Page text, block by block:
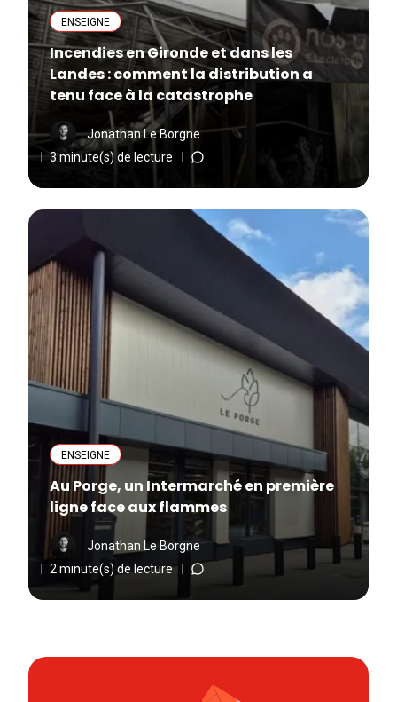
ENSEIGNE
Incendies en Gironde et dans les
Landes : comment la distribution a
tenu face à la catastrophe
Jonathan Le Borgne
3 minute(s) de lecture
ENSEIGNE
Au Porge, un Intermarché en première
ligne face aux flammes
Jonathan Le Borgne
2 minute(s) de lecture